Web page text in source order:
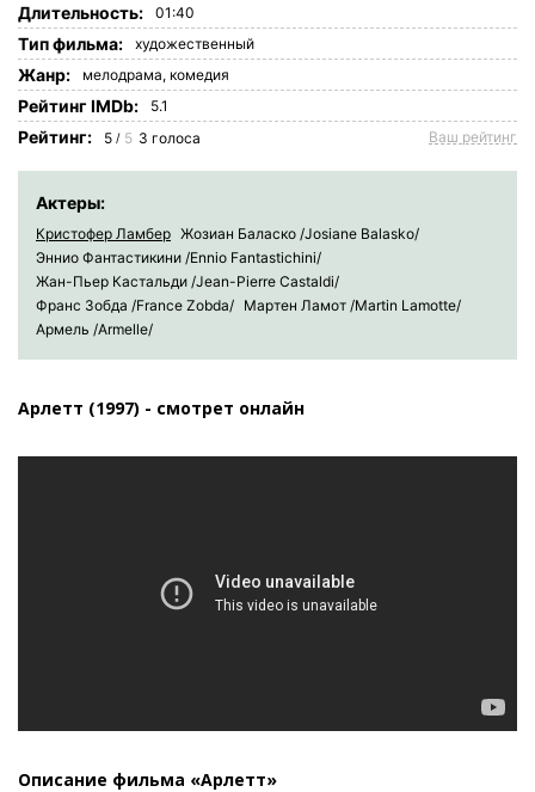
Длительность: 01:40
Tип фильма: художественный
Жанр: мелодрама, комедия
Рейтинг IMDb: 5.1
Рейтинг: 5 / 5 3 голоса Ваш рейтинг
Актеры:
Кристофер Ламбер Жозиан Баласко /Josiane Balasko/
Эннио Фантастикини /Ennio Fantastichini/
Жан-Пьер Кастальди /Jean-Pierre Castaldi/
Франс Зобда /France Zobda/ Мартен Ламот /Martin Lamotte/
Армель /Armelle/
Арлетт (1997) - смотрет онлайн
Описание фильма «Арлетт»